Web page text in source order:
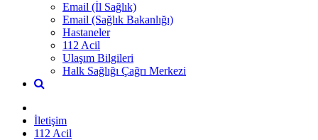
Email (İl Sağlık)
Email (Sağlık Bakanlığı)
Hastaneler
112 Acil
Ulaşım Bilgileri
Halk Sağlığı Çağrı Merkezi
İletişim
112 Acil